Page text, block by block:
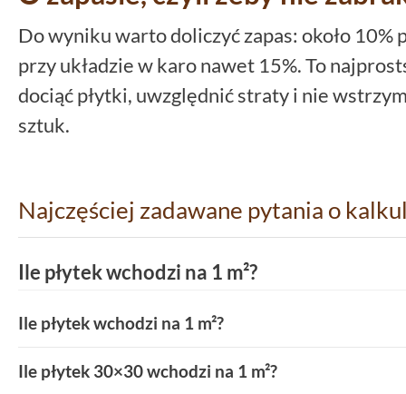
Do wyniku warto doliczyć zapas: około 10%
przy układzie w karo nawet 15%. To
dociąć płytki, uwzględnić straty i nie
sztuk.
Najczęściej zadawane pytania o
Ile płytek wchodzi na 1 m²?
Ile płytek wchodzi na 1 m²?
Ile płytek 30×30 wchodzi na 1 m²?